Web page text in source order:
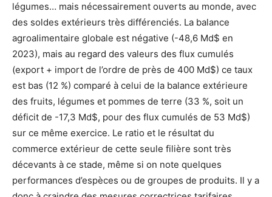
légumes… mais nécessairement ouverts au monde, avec
des soldes extérieurs très différenciés. La balance
agroalimentaire globale est négative (-48,6 Md$ en
2023), mais au regard des valeurs des flux cumulés
(export + import de l’ordre de près de 400 Md$) ce taux
est bas (12 %) comparé à celui de la balance extérieure
des fruits, légumes et pommes de terre (33 %, soit un
déficit de -17,3 Md$, pour des flux cumulés de 53 Md$)
sur ce même exercice. Le ratio et le résultat du
commerce extérieur de cette seule filière sont très
décevants à ce stade, même si on note quelques
performances d’espèces ou de groupes de produits. Il y a